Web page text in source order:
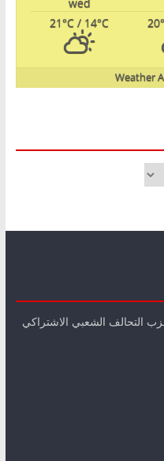
20
21°C / 14°C
Weather
التحالف الشعبي الاشتراكي